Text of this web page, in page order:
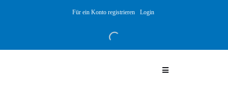
Für ein Konto registrieren Login
Toggle